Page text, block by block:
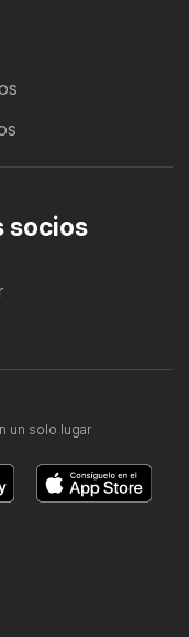
socios
un solo lugar